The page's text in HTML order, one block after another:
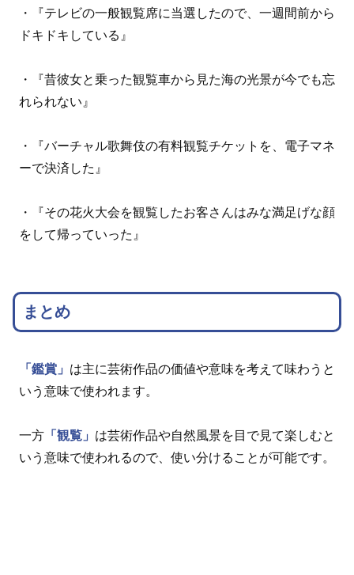
・『テレビの一般観覧席に当選したので、一週間前から
ドキドキしている』
・『昔彼女と乗った観覧車から見た海の光景が今でも忘
れられない』
・『バーチャル歌舞伎の有料観覧チケットを、電子マネ
ーで決済した』
・『その花火大会を観覧したお客さんはみな満足げな顔
をして帰っていった』
まとめ
「鑑賞」 は主に芸術作品の価値や意味を考えて味わうと
いう意味で使われます。
一方 「観覧」 は芸術作品や自然風景を目で見て楽しむと
いう意味で使われるので、使い分けることが可能です。